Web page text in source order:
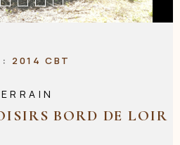
2014 CBT
BORD DE LOIR